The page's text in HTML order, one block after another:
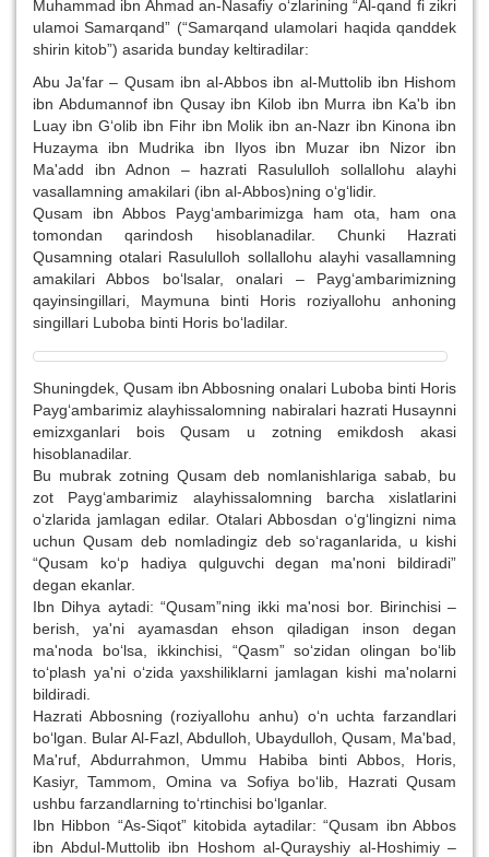
Muhammad ibn Ahmad an-Nasafiy o‘zlarining “Al-qand fi zikri
ulamoi Samarqand” (“Samarqand ulamolari haqida qanddek
shirin kitob”) asarida bunday keltiradilar:
Abu Ja'far – Qusam ibn al-Abbos ibn al-Muttolib ibn Hishom
ibn Abdumannof ibn Qusay ibn Kilob ibn Murra ibn Ka'b ibn
Luay ibn G‘olib ibn Fihr ibn Molik ibn an-Nazr ibn Kinona ibn
Huzayma ibn Mudrika ibn Ilyos ibn Muzar ibn Nizor ibn
Ma'add ibn Adnon – hazrati Rasululloh sollallohu alayhi
vasallamning amakilari (ibn al-Abbos)ning o‘g‘lidir.
Qusam ibn Abbos Payg‘ambarimizga ham ota, ham ona
tomondan qarindosh hisoblanadilar. Chunki Hazrati
Qusamning otalari Rasululloh sollallohu alayhi vasallamning
amakilari Abbos bo‘lsalar, onalari – Payg‘ambarimizning
qayinsingillari, Maymuna binti Horis roziyallohu anhoning
singillari Luboba binti Horis bo‘ladilar.
Shuningdek, Qusam ibn Abbosning onalari Luboba binti Horis
Payg‘ambarimiz alayhissalomning nabiralari hazrati Husaynni
emizxganlari bois Qusam u zotning emikdosh akasi
hisoblanadilar.
Bu mubrak zotning Qusam deb nomlanishlariga sabab, bu
zot Payg‘ambarimiz alayhissalomning barcha xislatlarini
o‘zlarida jamlagan edilar. Otalari Abbosdan o‘g‘lingizni nima
uchun Qusam deb nomladingiz deb so‘raganlarida, u kishi
“Qusam ko‘p hadiya qulguvchi degan ma'noni bildiradi”
degan ekanlar.
Ibn Dihya aytadi: “Qusam”ning ikki ma'nosi bor. Birinchisi –
berish, ya'ni ayamasdan ehson qiladigan inson degan
ma'noda bo‘lsa, ikkinchisi, “Qasm” so‘zidan olingan bo‘lib
to‘plash ya'ni o‘zida yaxshiliklarni jamlagan kishi ma'nolarni
bildiradi.
Hazrati Abbosning (roziyallohu anhu) o‘n uchta farzandlari
bo‘lgan. Bular Al-Fazl, Abdulloh, Ubaydulloh, Qusam, Ma'bad,
Ma'ruf, Abdurrahmon, Ummu Habiba binti Abbos, Horis,
Kasiyr, Tammom, Omina va Sofiya bo‘lib, Hazrati Qusam
ushbu farzandlarning to‘rtinchisi bo‘lganlar.
Ibn Hibbon “As-Siqot” kitobida aytadilar: “Qusam ibn Abbos
ibn Abdul-Muttolib ibn Hoshom al-Qurayshiy al-Hoshimiy –